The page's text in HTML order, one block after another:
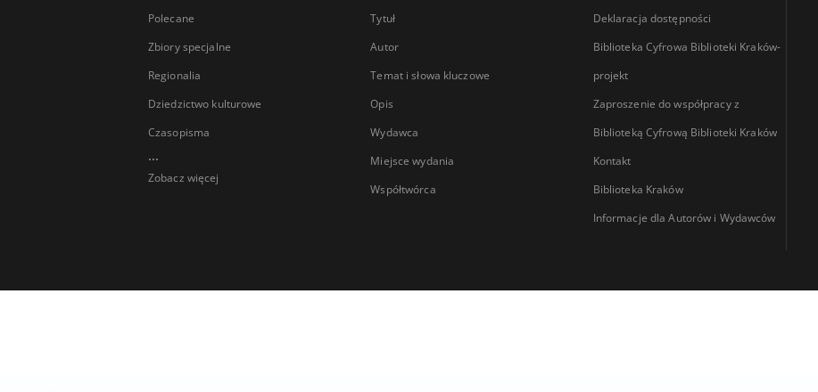
Polecane
Zbiory specjalne
Regionalia
Dziedzictwo kulturowe
Czasopisma
...
Zobacz więcej
Tytuł
Autor
Temat i słowa kluczowe
Opis
Wydawca
Miejsce wydania
Współtwórca
Deklaracja dostępności
Biblioteka Cyfrowa Biblioteki Kraków-
projekt
Zaproszenie do współpracy z
Biblioteką Cyfrową Biblioteki Kraków
Kontakt
Biblioteka Kraków
Informacje dla Autorów i Wydawców